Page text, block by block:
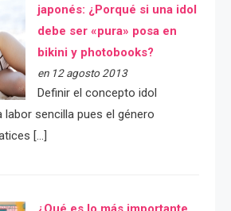
japonés: ¿Porqué si una idol
debe ser «pura» posa en
bikini y photobooks?
en 12 agosto 2013
Definir el concepto idol
labor sencilla pues el género
[…]